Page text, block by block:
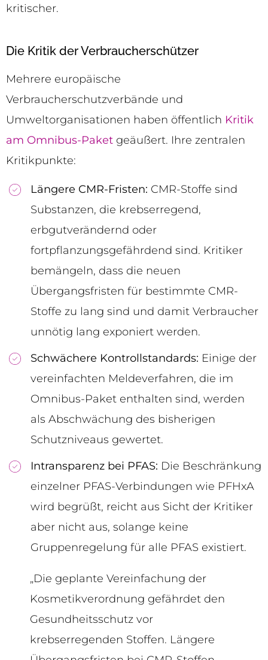
kritischer.
Die Kritik der Verbraucherschützer
Mehrere europäische
Verbraucherschutzverbände und
Umweltorganisationen haben öffentlich Kritik
am Omnibus-Paket geäußert. Ihre zentralen
Kritikpunkte:
Längere CMR-Fristen: CMR-Stoffe sind
Substanzen, die krebserregend,
erbgutverändernd oder
fortpflanzungsgefährdend sind. Kritiker
bemängeln, dass die neuen
Übergangsfristen für bestimmte CMR-
Stoffe zu lang sind und damit Verbraucher
unnötig lang exponiert werden.
Schwächere Kontrollstandards: Einige der
vereinfachten Meldeverfahren, die im
Omnibus-Paket enthalten sind, werden
als Abschwächung des bisherigen
Schutzniveaus gewertet.
Intransparenz bei PFAS: Die Beschränkung
einzelner PFAS-Verbindungen wie PFHxA
wird begrüßt, reicht aus Sicht der Kritiker
aber nicht aus, solange keine
Gruppenregelung für alle PFAS existiert.
„Die geplante Vereinfachung der
Kosmetikverordnung gefährdet den
Gesundheitsschutz vor
krebserregenden Stoffen. Längere